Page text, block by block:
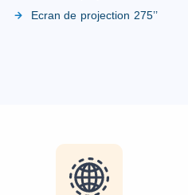
Ecran de projection 275’’